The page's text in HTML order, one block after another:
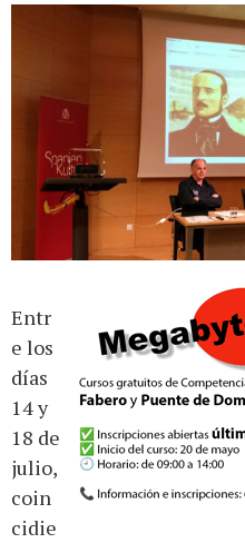
Entr
e los
días
14 y
18 de
julio,
coin
cidie